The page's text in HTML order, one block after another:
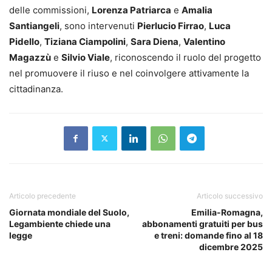
delle commissioni, Lorenza Patriarca e Amalia
Santiangeli, sono intervenuti Pierlucio Firrao, Luca
Pidello, Tiziana Ciampolini, Sara Diena, Valentino
Magazzù e Silvio Viale, riconoscendo il ruolo del progetto
nel promuovere il riuso e nel coinvolgere attivamente la
cittadinanza.
Articolo precedente
Giornata mondiale del Suolo,
Legambiente chiede una
legge
Articolo successivo
Emilia-Romagna,
abbonamenti gratuiti per bus
e treni: domande fino al 18
dicembre 2025